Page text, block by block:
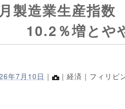
製造業生産指
10.2％増とや
年7月10日 ｜ ｜経済｜フィリピ